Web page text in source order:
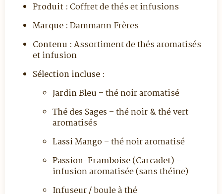
Produit :Coffret de thés et infusions
Marque :Dammann Frères
Contenu :Assortiment de thés aromatisés
et infusion
Sélection incluse :
Jardin Bleu – thé noir aromatisé
Thé des Sages – thé noir & thé vert
aromatisés
Lassi Mango – thé noir aromatisé
Passion-Framboise (Carcadet) –
infusion aromatisée (sans théine)
Infuseur / boule à thé